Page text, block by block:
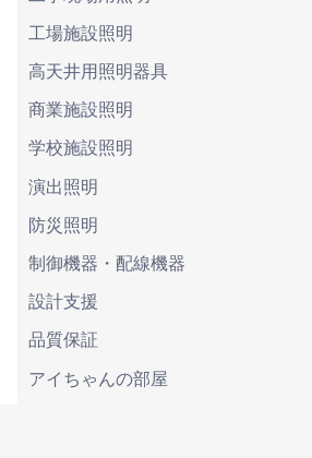
工場施設照明
高天井用照明器具
商業施設照明
学校施設照明
演出照明
防災照明
制御機器・配線機器
設計支援
品質保証
アイちゃんの部屋